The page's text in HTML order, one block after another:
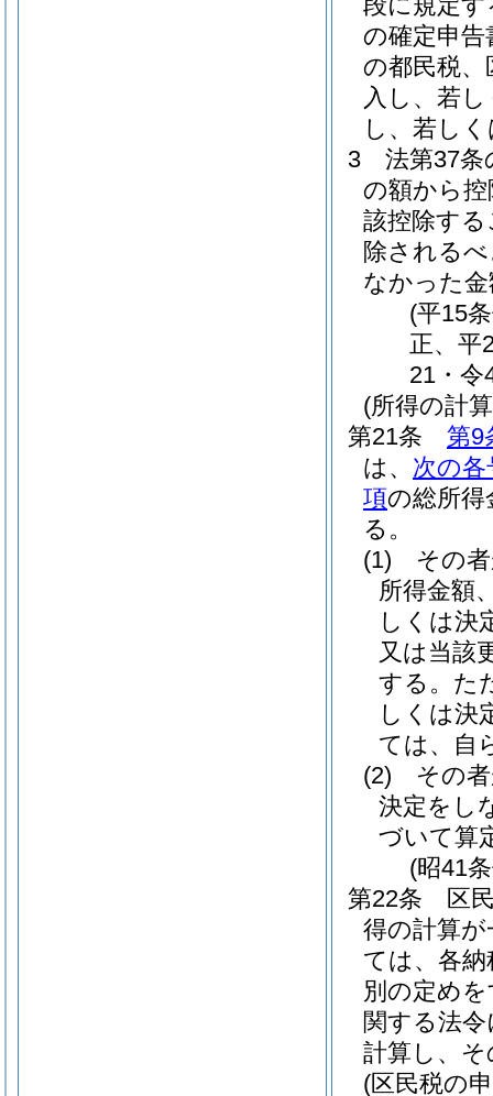
の確定申
の都民税
入し、若
し、若し
3
法第37
の額から
該控除す
除される
なかった
(平15
正、平
21・令
(所得の計
第21条
第9
は、 次の各
項の総所得
る。
(1)
その
所得金額
しくは決
又は当該
する。 た
しくは決
ては、自
(2)
その
決定をし
づいて算
(昭41
第22条
区
得の計算
ては、各
別の定め
関する法
計算し、
(区民税の